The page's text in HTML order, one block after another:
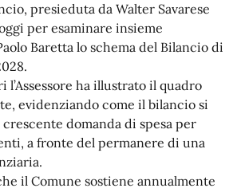
presieduta da Walter Savarese
per esaminare insieme
Baretta lo schema del Bilancio di
l’Assessore ha illustrato il quadro
evidenziando come il bilancio si
domanda di spesa per
a fronte del permanere di una
il Comune sostiene annualmente